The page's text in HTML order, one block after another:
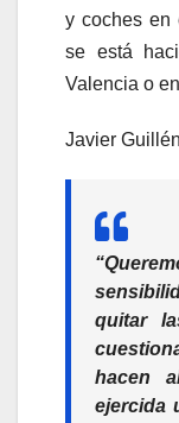
y coches en
se está
Valencia o
Javier
quitar
hacen
ejercida